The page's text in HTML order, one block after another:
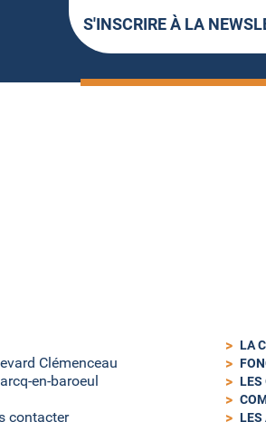
S'INSCRIRE À LA
Clémenceau
en-baroeul
contacter
LA
LES
LES